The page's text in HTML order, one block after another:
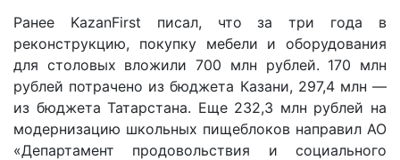
Ранее KazanFirst писал, что за три года в
реконструкцию, покупку мебели и оборудования
для столовых вложили 700 млн рублей. 170 млн
рублей потрачено из бюджета Казани, 297,4 млн —
из бюджета Татарстана. Еще 232,3 млн рублей на
модернизацию школьных пищеблоков направил АО
«Департамент продовольствия и социального